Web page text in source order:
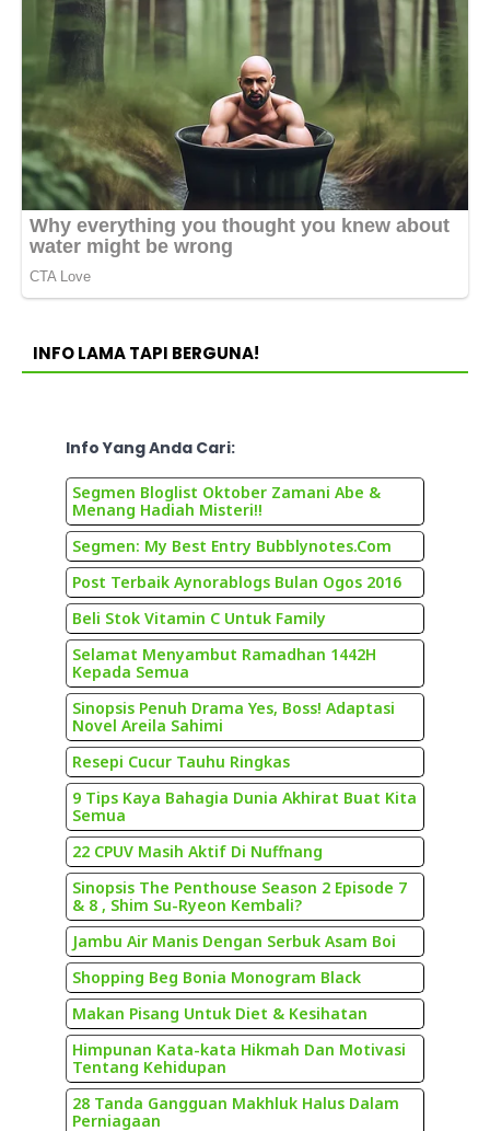
INFO LAMA TAPI BERGUNA!
Info Yang Anda Cari:
Segmen Bloglist Oktober Zamani Abe &
Menang Hadiah Misteri!!
Segmen: My Best Entry Bubblynotes.Com
Post Terbaik Aynorablogs Bulan Ogos 2016
Beli Stok Vitamin C Untuk Family
Selamat Menyambut Ramadhan 1442H
Kepada Semua
Sinopsis Penuh Drama Yes, Boss! Adaptasi
Novel Areila Sahimi
Resepi Cucur Tauhu Ringkas
9 Tips Kaya Bahagia Dunia Akhirat Buat Kita
Semua
22 CPUV Masih Aktif Di Nuffnang
Sinopsis The Penthouse Season 2 Episode 7
& 8 , Shim Su-Ryeon Kembali?
Jambu Air Manis Dengan Serbuk Asam Boi
Shopping Beg Bonia Monogram Black
Makan Pisang Untuk Diet & Kesihatan
Himpunan Kata-kata Hikmah Dan Motivasi
Tentang Kehidupan
28 Tanda Gangguan Makhluk Halus Dalam
Perniagaan